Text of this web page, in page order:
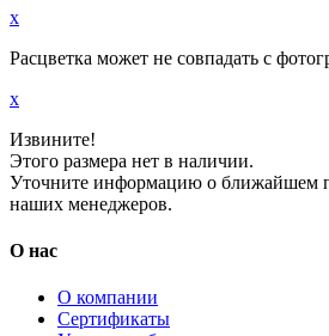
x
Расцветка может не совпадать с
x
Извините!
Этого размера нет в наличии.
Уточните информацию о ближайшем
наших менеджеров.
О нас
О компании
Сертификаты